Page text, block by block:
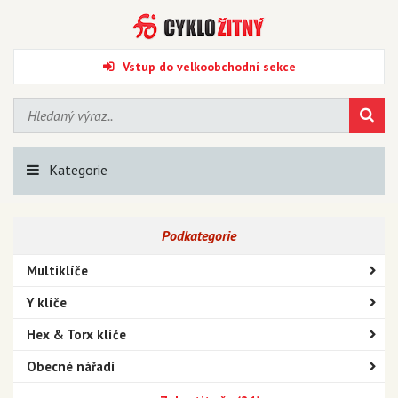
Vstup do velkoobchodní sekce
Kategorie
Podkategorie
Multiklíče
Y klíče
Hex & Torx klíče
Obecné nářadí